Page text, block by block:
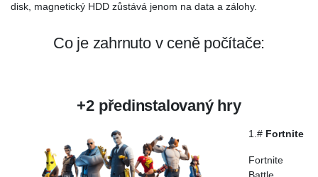
disk, magnetický HDD zůstává jenom na data a zálohy.
Co je zahrnuto v ceně počítače:
+2 předinstalovaný hry
1.# Fortnite
Fortnite
Battle